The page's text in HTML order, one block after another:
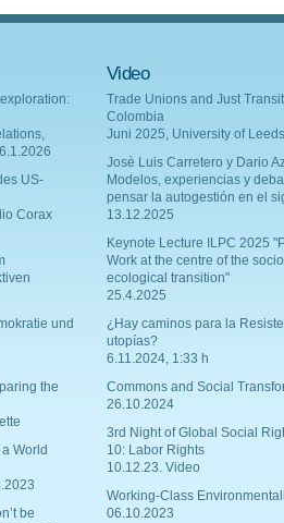
US-
Corax
und
the
World
be
Video
Trade Unions and Just
Colombia
Juni 2025, University of Leeds
Josè Luis Carretero y Dario
Modelos, experiencias y
pensar la autogestión en el
13.12.2025
Keynote Lecture ILPC 2025
Work at the centre of the
ecological transition"
25.4.2025
¿Hay caminos para la
utopías?
6.11.2024, 1:33 h
Commons and Social
26.10.2024
3rd Night of Global Social
10: Labor Rights
10.12.23. Video
Working-Class
06.10.2023